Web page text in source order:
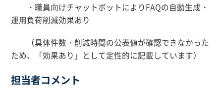
・職員向けチャットボットによりFAQの自動生成・
運用負荷削減効果あり
（具体件数・削減時間の公表値が確認できなかった
ため、「効果あり」として定性的に記載しています）
担当者コメント